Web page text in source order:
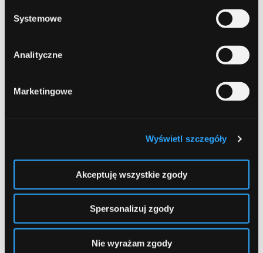
Systemowe
Analityczne
Marketingowe
Wyświetl szczegóły
Akceptuję wszystkie zgody
Spersonalizuj zgody
Nie wyrażam zgody
listopad 2018
wrzesień 2018
sierpień 2018
październik 2017